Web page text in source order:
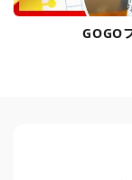
GOGO